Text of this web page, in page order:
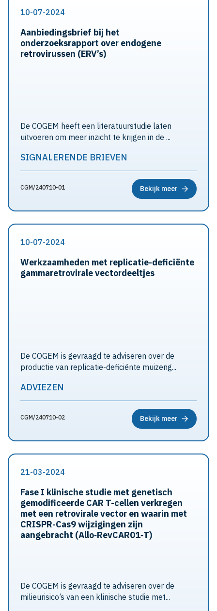
10-07-2024
Aanbiedingsbrief bij het
onderzoeksrapport over endogene
retrovirussen (ERV’s)
De COGEM heeft een literatuurstudie laten
uitvoeren om meer inzicht te krijgen in de ...
SIGNALERENDE BRIEVEN
CGM/240710-01 Bekijk meer
10-07-2024
Werkzaamheden met replicatie-deficiënte
gammaretrovirale vectordeeltjes
De COGEM is gevraagd te adviseren over de
productie van replicatie-deficiënte muizeng...
ADVIEZEN
CGM/240710-02 Bekijk meer
21-03-2024
Fase I klinische studie met genetisch
gemodificeerde CAR T-cellen verkregen
met een retrovirale vector en waarin met
CRISPR-Cas9 wijzigingen zijn
aangebracht (Allo‐RevCAR01‐T)
De COGEM is gevraagd te adviseren over de
milieurisico’s van een klinische studie met...